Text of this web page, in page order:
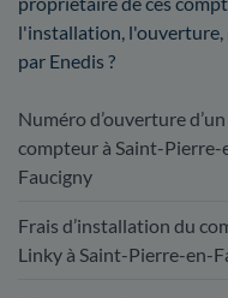
l'installation,
par Enedis ?
Numéro d’ouverture d’un
compteur à Saint-Pierre-
Faucigny
Frais d’installation du
Linky à Saint-Pierre-en-